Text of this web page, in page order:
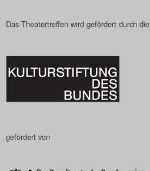
Das Theatertreffen wird gefördert durch die
gefördert von